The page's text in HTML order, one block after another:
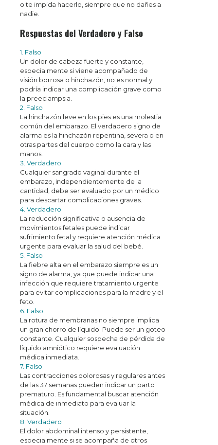
o te impida hacerlo, siempre que no dañes a
nadie.
Respuestas del Verdadero y Falso
1. Falso
Un dolor de cabeza fuerte y constante,
especialmente si viene acompañado de
visión borrosa o hinchazón, no es normal y
podría indicar una complicación grave como
la preeclampsia.
2. Falso
La hinchazón leve en los pies es una molestia
común del embarazo. El verdadero signo de
alarma es la hinchazón repentina, severa o en
otras partes del cuerpo como la cara y las
manos.
3. Verdadero
Cualquier sangrado vaginal durante el
embarazo, independientemente de la
cantidad, debe ser evaluado por un médico
para descartar complicaciones graves.
4. Verdadero
La reducción significativa o ausencia de
movimientos fetales puede indicar
sufrimiento fetal y requiere atención médica
urgente para evaluar la salud del bebé.
5. Falso
La fiebre alta en el embarazo siempre es un
signo de alarma, ya que puede indicar una
infección que requiere tratamiento urgente
para evitar complicaciones para la madre y el
feto.
6. Falso
La rotura de membranas no siempre implica
un gran chorro de líquido. Puede ser un goteo
constante. Cualquier sospecha de pérdida de
líquido amniótico requiere evaluación
médica inmediata.
7. Falso
Las contracciones dolorosas y regulares antes
de las 37 semanas pueden indicar un parto
prematuro. Es fundamental buscar atención
médica de inmediato para evaluar la
situación.
8. Verdadero
El dolor abdominal intenso y persistente,
especialmente si se acompaña de otros